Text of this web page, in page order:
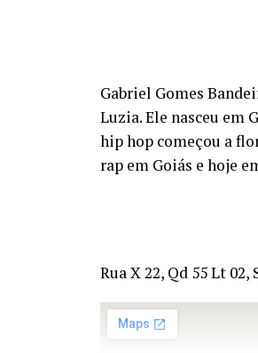
Gabriel Gomes
Luzia. Ele nasceu em
hip hop começou a
rap em Goiás e hoje
Rua X 22, Qd 55 Lt